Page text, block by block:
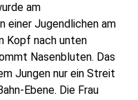
am
einer Jugendlichen am
Kopf nach unten
Nasenbluten. Das
Jungen nur ein Streit
Ebene. Die Frau